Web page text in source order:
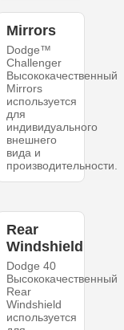
Mirrors
Dodge™
Challenger
Высококачественный
Mirrors
используется
для
индивидуального
внешнего
вида и
производительности.
Rear
Windshield
Dodge 40
Высококачественный
Rear
Windshield
используется